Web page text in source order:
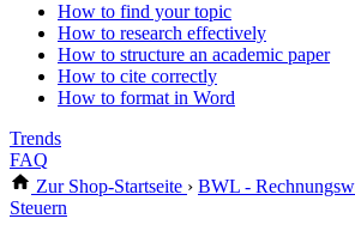
How to find your topic
How to research effectively
How to structure an academic paper
How to cite correctly
How to format in Word
Trends
FAQ
Zur Shop-Startseite › BWL -
Steuern